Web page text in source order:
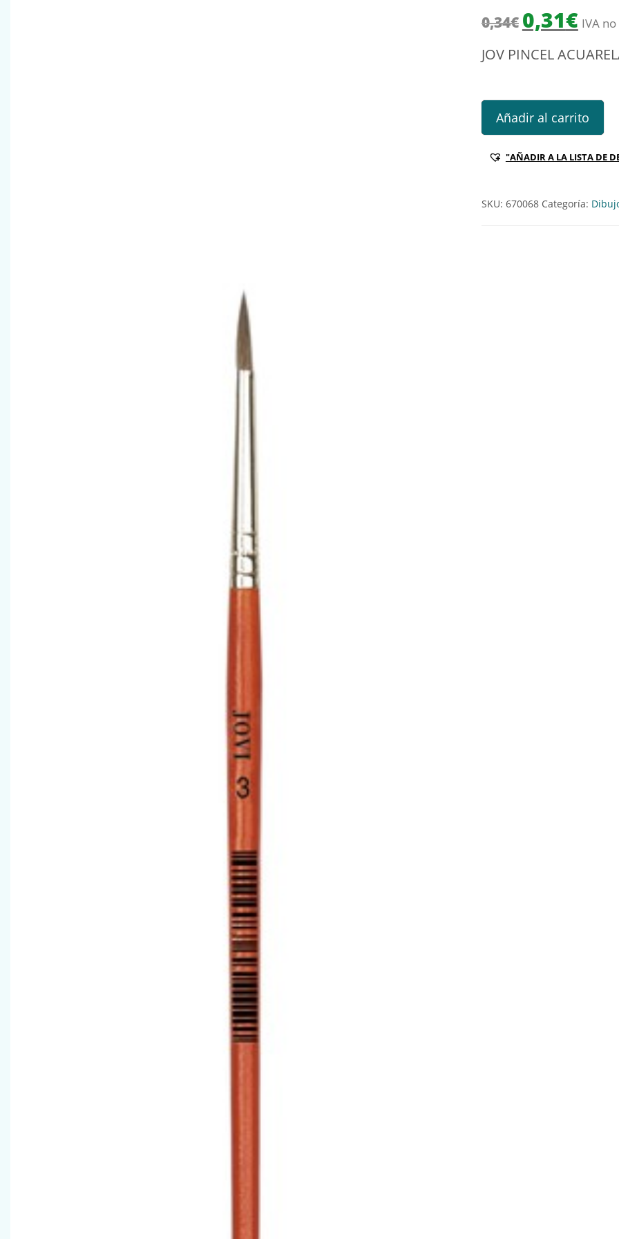
0,34€ El precio
0,31€El
IVA
JOV PINCEL
JOV PINCEL ACUARELA 3
Añadir al carrito
"AÑADIR A LA LISTA DE
SKU: 670068 Categoría: